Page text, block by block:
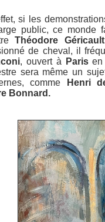
si les
public, ce monde
Théodore
de cheval, il
, ouvert à Parisen
sera même un
comme Henri
Bonnard.